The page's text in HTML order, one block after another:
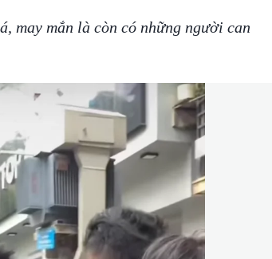
may mắn là còn có những người can